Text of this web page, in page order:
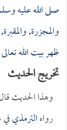
صلى الله عليه
والمجزرة,
ظهر بيت الله
تخريج الحديث
وهذا الحديث
رواهالترمذي